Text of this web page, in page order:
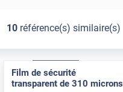
10référence(s) similaire(s)
Film de sécurité
transparent de 310 microns